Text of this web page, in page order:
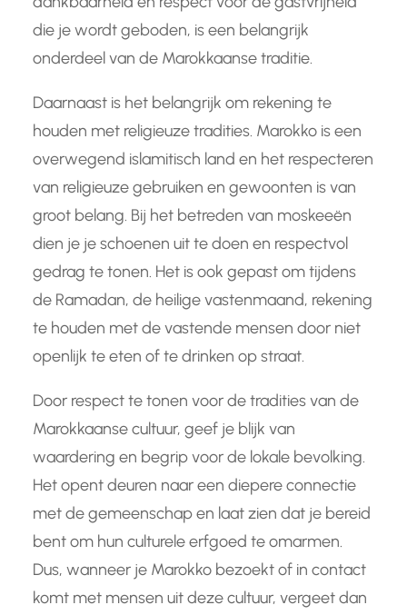
die je wordt geboden, is een belangrijk
onderdeel van de Marokkaanse traditie.
Daarnaast is het belangrijk om rekening te
houden met religieuze tradities. Marokko is een
overwegend islamitisch land en het respecteren
van religieuze gebruiken en gewoonten is van
groot belang. Bij het betreden van moskeeën
dien je je schoenen uit te doen en respectvol
gedrag te tonen. Het is ook gepast om tijdens
de Ramadan, de heilige vastenmaand, rekening
te houden met de vastende mensen door niet
openlijk te eten of te drinken op straat.
Door respect te tonen voor de tradities van de
Marokkaanse cultuur, geef je blijk van
waardering en begrip voor de lokale bevolking.
Het opent deuren naar een diepere connectie
met de gemeenschap en laat zien dat je bereid
bent om hun culturele erfgoed te omarmen.
Dus, wanneer je Marokko bezoekt of in contact
komt met mensen uit deze cultuur, vergeet dan